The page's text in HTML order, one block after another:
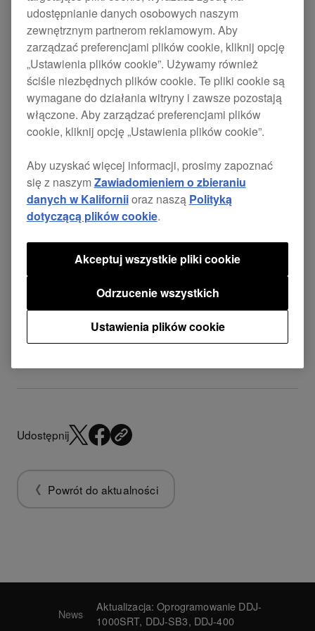
Nowe oprogramowanie o DDJ-1000SRT, DDJ-
SB3 i DDJ-400 jest już dostępne.
Aktualizacje zawierają łatki rozwiązujące niektóre
drobne problemy.
1000SRT
Wersja
oprogramowania 1.05
pobierania
DDJ-400
Wersja
oprogramowania 1.03
pobierania
DDJ-SB3
Wersja
oprogramowania 1.03
pobierania
Udostępnij
Powrót do aktualności
News
Aktualizacja: Oprogramowanie DDJ-
1000SRT, DDJ-SB3, DDJ-400
udostępnianie danych osobowych naszym
zewnętrznym partnerom reklamowym. Aby
zarządzać preferencjami plików cookie, kliknij opcję
„Ustawienia plików cookie”. Używamy również
ściśle niezbędnych plików cookie. Te pliki cookie są
wymagane do działania witryny i zawsze pozostają
włączone. Aby zarządzać preferencjami plików
cookie, kliknij opcję „Ustawienia plików cookie”.
Aby uzyskać więcej informacji, prosimy zapoznać
się z naszym Zawiadomieniem o zbieraniu
danych w Kaliforniioraz naszą Polityką
dotyczącą plików cookie.
Ustawienia plików cookie
Odrzucenie wszystkich
Akceptuj wszystkie pliki cookie